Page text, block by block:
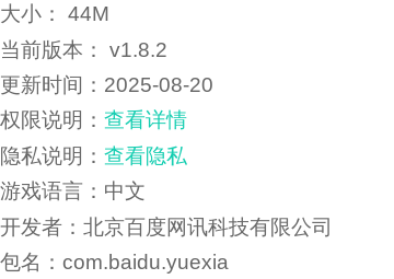
大小： 44M
当前版本： v1.8.2
更新时间： 2025-08-20
权限说明： 查看详情
隐私说明： 查看隐私
游戏语言：中文
开发者：北京百度网讯科技有限公司
包名：com.baidu.yuexia